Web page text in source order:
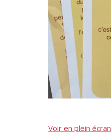
Voir en plein écran